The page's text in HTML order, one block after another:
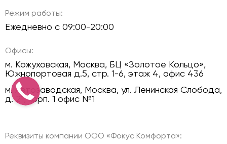
Режим работы:
Ежедневно с 09:00-20:00
Офисы:
м. Кожуховская, Москва, БЦ «Золотое Кольцо»,
Южнопортовая д.5, стр. 1-6, этаж 4, офис 436
м. Автозаводская, Москва, ул. Ленинская Слобода,
д. 21, корп. 1 офис №1
Реквизиты компании ООО «Фокус Комфорта»: